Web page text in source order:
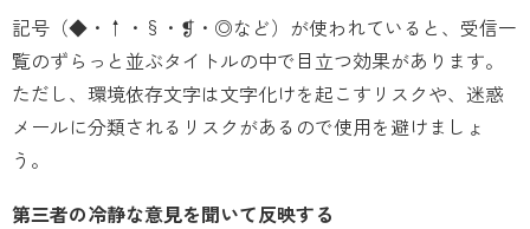
記号（◆・↑・§・❡・◎など）が使われていると、受信一
覧のずらっと並ぶタイトルの中で目立つ効果があります。
ただし、環境依存文字は文字化けを起こすリスクや、迷惑
メールに分類されるリスクがあるので使用を避けましょ
う。
第三者の冷静な意見を聞いて反映する